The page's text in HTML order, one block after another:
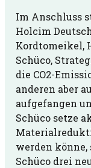
Im Anschluss
Holcim
Kordtomeikel,
Schüco,
die CO2-
anderen aber
aufgefangen
Schüco setze
werden könne,
Schüco drei